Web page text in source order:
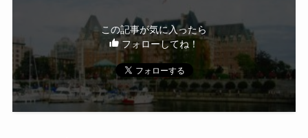
この記事が気に入ったら
フォローしてね！